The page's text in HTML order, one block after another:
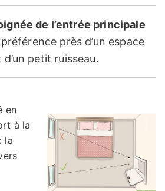
de l’entrée principale
près d’un espace
petit ruisseau.
en
à la
la